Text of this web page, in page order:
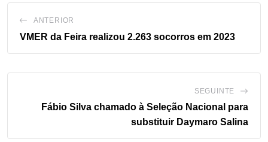
ANTERIOR
VMER da Feira realizou 2.263 socorros em 2023
SEGUINTE
Fábio Silva chamado à Seleção Nacional para
substituir Daymaro Salina